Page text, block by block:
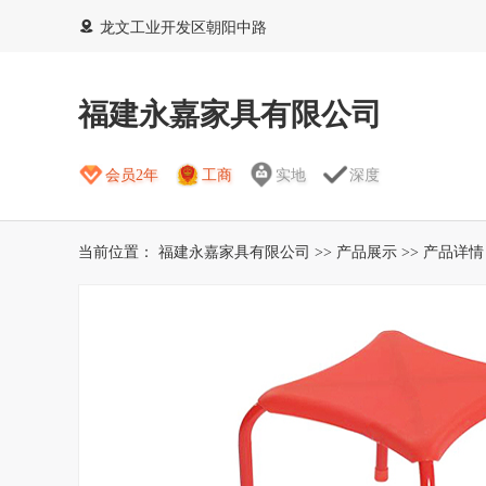
龙文工业开发区朝阳中路
福建永嘉家具有限公司
会员2年 工商 实地 深度
当前位置： 福建永嘉家具有限公司 >> 产品展示 >> 产品详情